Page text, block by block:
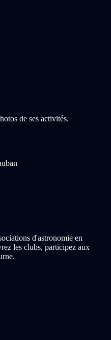
de ses activités.
d'astronomie en
les clubs, participez aux